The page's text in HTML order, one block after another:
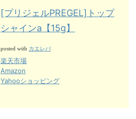
[プリジェルPREGEL]トップ
シャインa【15g】
posted with カエレバ
楽天市場
Amazon
Yahooショッピング